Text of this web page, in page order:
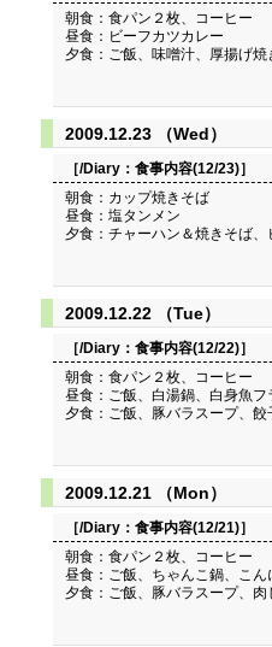
朝食：食パン２枚、コーヒー
昼食：ビーフカツカレー
夕食：ご飯、味噌汁、厚揚げ焼
2009.12.23 （Wed）
［/Diary： 食事内容(12/23)］
朝食：カップ焼きそば
昼食：塩タンメン
夕食：チャーハン＆焼きそば
2009.12.22 （Tue）
［/Diary： 食事内容(12/22)］
朝食：食パン２枚、コーヒー
昼食：ご飯、白湯鍋、白身魚フ
夕食：ご飯、豚バラスープ、餃
2009.12.21 （Mon）
［/Diary： 食事内容(12/21)］
朝食：食パン２枚、コーヒー
昼食：ご飯、ちゃんこ鍋、こん
夕食：ご飯、豚バラスープ、肉